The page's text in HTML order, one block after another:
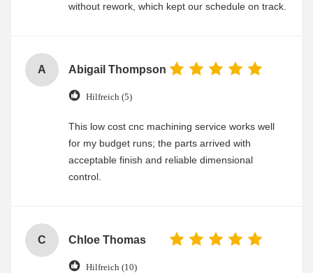
without rework, which kept our schedule on track.
A Abigail Thompson
Hilfreich (5)
This low cost cnc machining service works well
for my budget runs; the parts arrived with
acceptable finish and reliable dimensional
control.
C Chloe Thomas
Hilfreich (10)